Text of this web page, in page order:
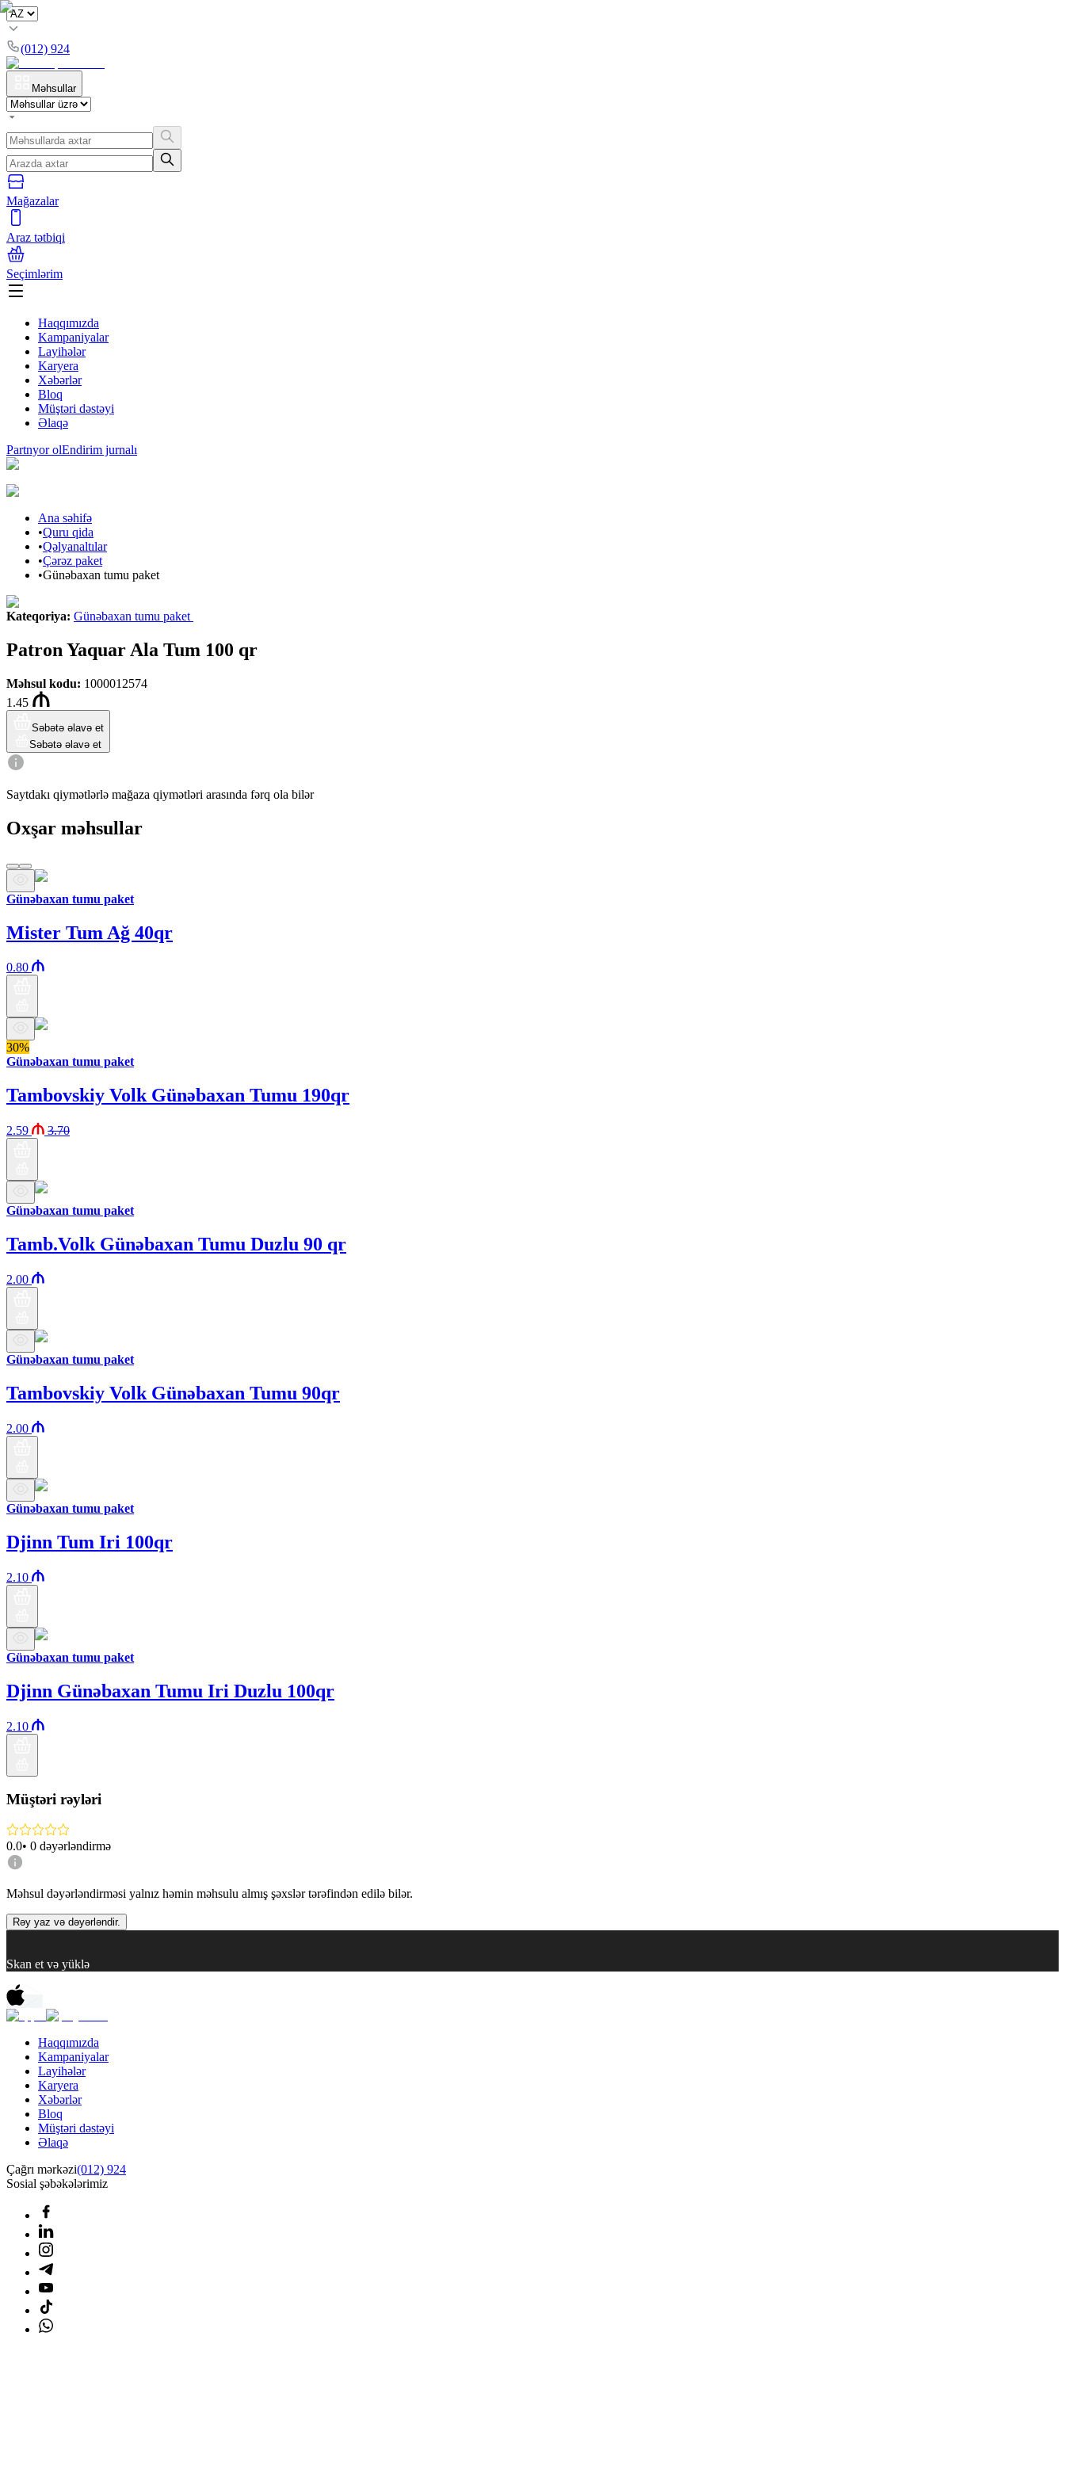
(012) 924
Məhsullar
Mağazalar
Araz tətbiqi
Seçimlərim
Haqqımızda
Kampaniyalar
Layihələr
Karyera
Xəbərlər
Bloq
Müştəri dəstəyi
Əlaqə
Partnyor olEndirim jurnalı
Ana səhifə
•Quru qida
•Qəlyanaltılar
•Çərəz paket
•Günəbaxan tumu paket
Kateqoriya: Günəbaxan tumu paket
Patron Yaquar Ala Tum 100 qr
Məhsul kodu: 1000012574
1.45
Səbətə əlavə et
Səbətə əlavə et
Saytdakı qiymətlərlə mağaza qiymətləri arasında fərq ola bilər
Oxşar məhsullar
Günəbaxan tumu paket
Mister Tum Ağ 40qr
0.80
30%
Günəbaxan tumu paket
Tambovskiy Volk Günəbaxan Tumu 190qr
2.59 3.70
Günəbaxan tumu paket
Tamb.Volk Günəbaxan Tumu Duzlu 90 qr
2.00
Günəbaxan tumu paket
Tambovskiy Volk Günəbaxan Tumu 90qr
2.00
Günəbaxan tumu paket
Djinn Tum Iri 100qr
2.10
Günəbaxan tumu paket
Djinn Günəbaxan Tumu Iri Duzlu 100qr
2.10
Müştəri rəyləri
0.0• 0 dəyərləndirmə
Məhsul dəyərləndirməsi yalnız həmin məhsulu almış şəxslər tərəfindən edilə bilər.
Rəy yaz və dəyərləndir.
Skan et və yüklə
Haqqımızda
Kampaniyalar
Layihələr
Karyera
Xəbərlər
Bloq
Müştəri dəstəyi
Əlaqə
Çağrı mərkəzi(012) 924
Sosial şəbəkələrimiz